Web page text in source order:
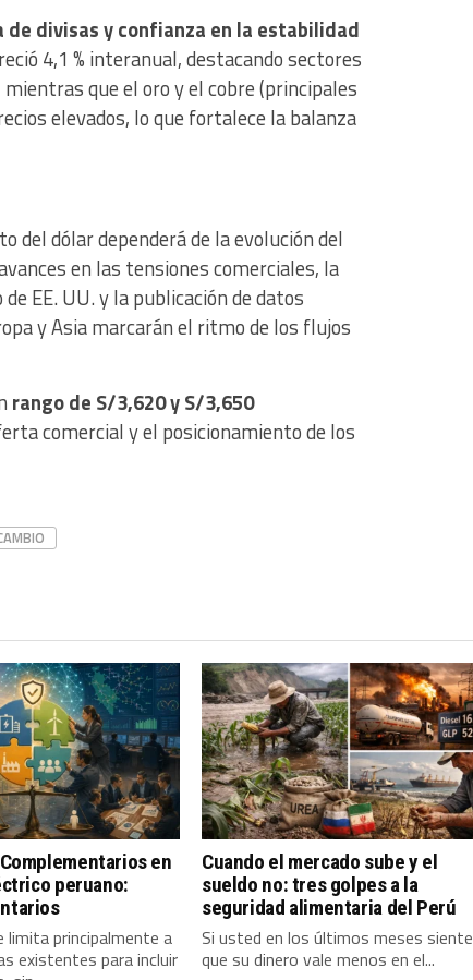
divisas y confianza en la estabilidad
4,1 % interanual, destacando sectores
que el oro y el cobre (principales
elevados, lo que fortalece la balanza
del dólar dependerá de la evolución del
en las tensiones comerciales, la
EE. UU. y la publicación de datos
y Asia marcarán el ritmo de los flujos
rango de S/3,620 y S/3,650
comercial y el posicionamiento de los
en
peruano:
limita principalmente a
existentes para incluir
Cuando el mercado sube y el
sueldo no: tres golpes a la
seguridad alimentaria del Perú
Si usted en los últimos meses siente
que su dinero vale menos en el...